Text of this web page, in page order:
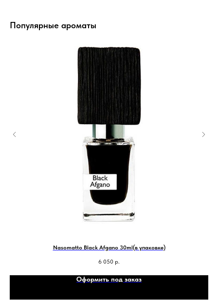
Популярные ароматы
Nasomatto Black Afgano 30ml(в упаковке)
6 050 р.
Оформить под заказ